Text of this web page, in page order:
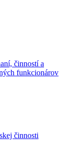
činností a
funkcionárov
činnosti